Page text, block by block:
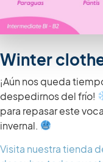
Winter
¡Aún nos queda
despedirnos del frío!
para repasar este
invernal. ​
Visita nuestra tienda